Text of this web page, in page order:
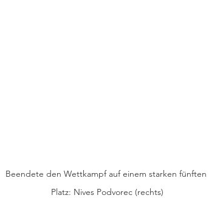
Beendete den Wettkampf auf einem starken fünften
Platz: Nives Podvorec (rechts)